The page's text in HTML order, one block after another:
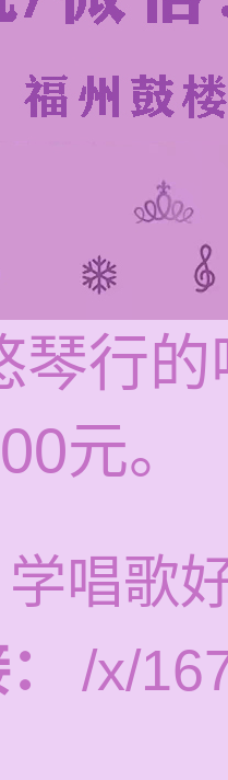
琴行
元。
学唱歌
/x/